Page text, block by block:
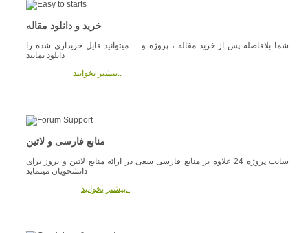
خرید و دانلود مقاله
شما بلافاصله پس از خرید مقاله ، پروژه و ... میتوانید فایل خریداری شده را
دانلود نمایید
بیشتر بخوانید..
منابع فارسی و لاتین
سایت پروژه 24 علاوه بر منابع فارسی سعی در ارائه منابع لاتین و بروز برای
دانشجویان مینماید
بیشتر بخوانید..